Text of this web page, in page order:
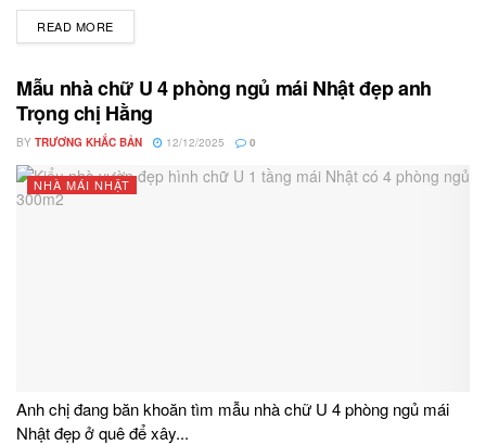
READ MORE
Mẫu nhà chữ U 4 phòng ngủ mái Nhật đẹp anh
Trọng chị Hằng
BY TRƯƠNG KHẮC BẢN 12/12/2025 0
NHÀ MÁI NHẬT
Anh chị đang băn khoăn tìm mẫu nhà chữ U 4 phòng ngủ mái
Nhật đẹp ở quê để xây...